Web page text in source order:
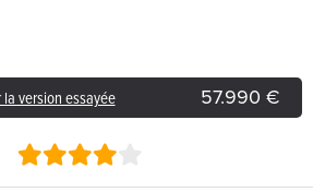
version essayée 57.990 €